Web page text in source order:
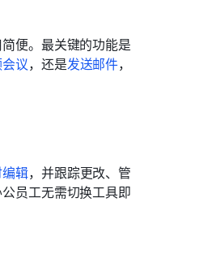
便。最关键的功能是
议，还是发送邮件，
辑，并跟踪更改、管
员工无需切换工具即